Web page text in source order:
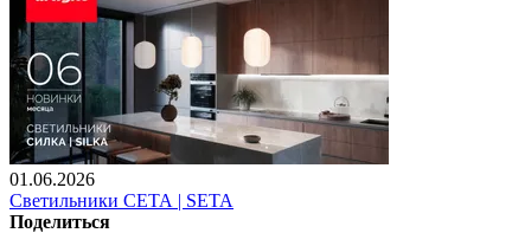
01.06.2026
Светильники СЕТА | SETA
Поделиться